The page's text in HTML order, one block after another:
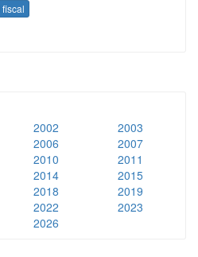
2002
2003
2006
2007
2010
2011
2014
2015
2018
2019
2022
2023
2026